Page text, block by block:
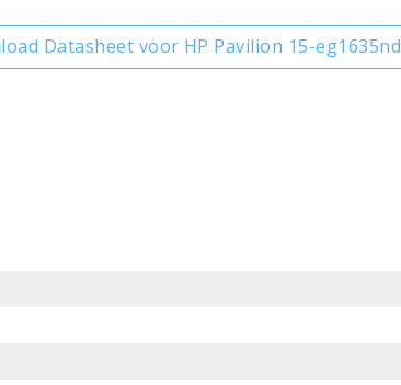
Datasheet voor HP Pavilion 15-eg1635nd